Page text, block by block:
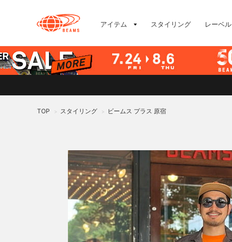
アイテム スタイリング レーベル
TOP > スタイリング > ビームス プラス 原宿